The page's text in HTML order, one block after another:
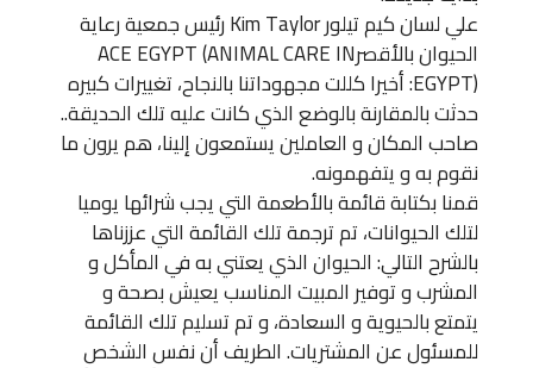
علي لسان كيم تيلور Kim Taylor رئيس جمعية رعاية
الحيوان بالأقصرACE EGYPT (ANIMAL CARE IN
EGYPT): أخيرا كللت مجهوداتنا بالنجاح، تغييرات كبيره
حدثت بالمقارنة بالوضع الذي كانت عليه تلك الحديقة..
صاحب المكان و العاملين يستمعون إلينا، هم يرون ما
نقوم به و يتفهمونه.
قمنا بكتابة قائمة بالأطعمة التي يجب شرائها يوميا
لتلك الحيوانات، تم ترجمة تلك القائمة التي عززناها
بالشرح التالي: الحيوان الذي يعتني به في المأكل و
المشرب و توفير المبيت المناسب يعيش بصحة و
يتمتع بالحيوية و السعادة، و تم تسليم تلك القائمة
للمسئول عن المشتريات. الطريف أن نفس الشخص